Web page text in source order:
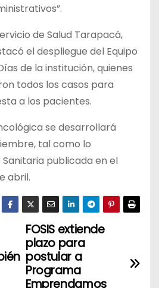
de Salud Tarapacá,
el despliegue del Equipo
de la institución, quienes
todos los casos para
a los pacientes.
se desarrollará
tal como lo
publicada en el
abril.
FOSIS extiende
plazo para
postular a
Programa
Emprendamos